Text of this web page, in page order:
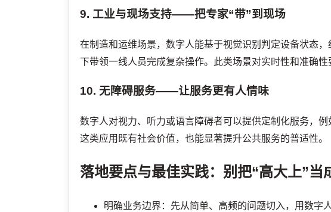
9. 工业与现场支持——把专家“带”到现场
在制造和运维场景，数字人能基于视觉识别判定设备状态
下带领一线人员完成复杂操作。此类场景对实时性和准确性
10. 无障碍服务——让服务更有人情味
数字人对视力、听力或语言障碍者可以提供定制化服务，
这类应用既有社会价值，也能显著提升公共服务的普适性。
落地要点与最佳实践：别把“高大上”当
明确业务边界：先从简单、高频的问题切入，用数字